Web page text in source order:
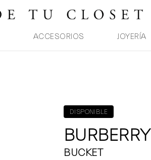
ACCESORIOS JOYERÍA
DISPONIBLE
BURBERRY
BUCKET